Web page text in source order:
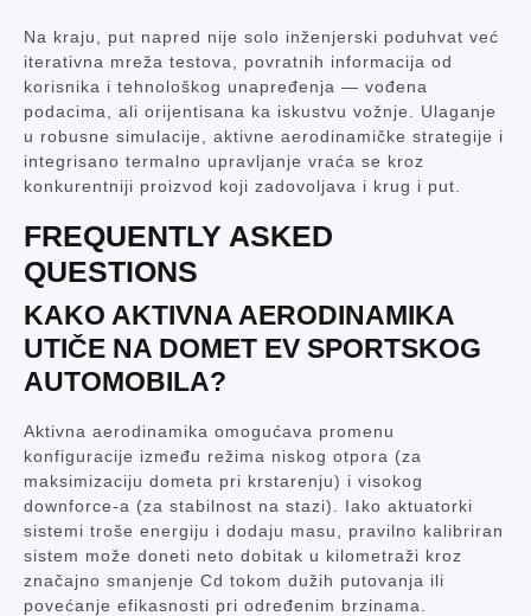
Na kraju, put napred nije solo inženjerski poduhvat već
iterativna mreža testova, povratnih informacija od
korisnika i tehnološkog unapređenja — vođena
podacima, ali orijentisana ka iskustvu vožnje. Ulaganje
u robusne simulacije, aktivne aerodinamičke strategije i
integrisano termalno upravljanje vraća se kroz
konkurentniji proizvod koji zadovoljava i krug i put.
FREQUENTLY ASKED
QUESTIONS
KAKO AKTIVNA AERODINAMIKA
UTIČE NA DOMET EV SPORTSKOG
AUTOMOBILA?
Aktivna aerodinamika omogućava promenu
konfiguracije između režima niskog otpora (za
maksimizaciju dometa pri krstarenju) i visokog
downforce-a (za stabilnost na stazi). Iako aktuatorki
sistemi troše energiju i dodaju masu, pravilno kalibriran
sistem može doneti neto dobitak u kilometraži kroz
značajno smanjenje Cd tokom dužih putovanja ili
povećanje efikasnosti pri određenim brzinama.